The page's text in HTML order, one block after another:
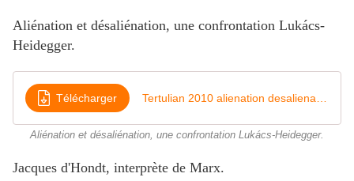
Aliénation et désaliénation, une confrontation Lukács-
Heidegger.
Télécharger
Aliénation et désaliénation, une confrontation Lukács-Heidegger.
Jacques d'Hondt, interprète de Marx.